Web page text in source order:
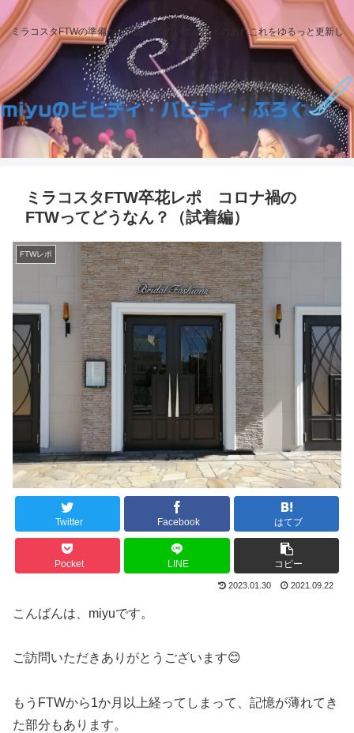
ミラコスタFTWの準備から式後までのレポや日々のあれこれをゆるっと更新し
ていきます。
ミラコスタFTW卒花レポ コロナ禍の
FTWってどうなん？（試着編）
FTWレポ
Twitter Facebook はてブ
Pocket LINE コピー
2023.01.30 2021.09.22
こんばんは、miyuです。
ご訪問いただきありがとうございます😊
もうFTWから1か月以上経ってしまって、記憶が薄れてき
た部分もあります。